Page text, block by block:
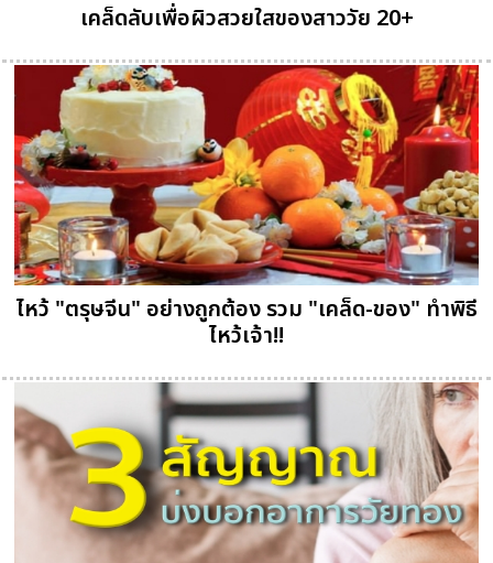
เคล็ดลับเพื่อผิวสวยใสของสาววัย 20+
ไหว้ "ตรุษจีน" อย่างถูกต้อง รวม "เคล็ด-ของ" ทำพิธี
ไหว้เจ้า!!